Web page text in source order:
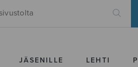
JÄSENILLE LEHTI